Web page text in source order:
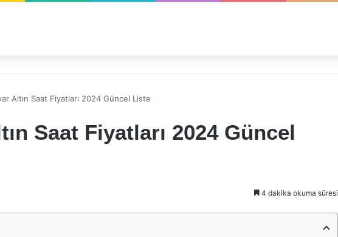
Altın Saat Fiyatları 2024 Güncel Liste
Saat Fiyatları 2024 Güncel
4 dakika okuma süresi